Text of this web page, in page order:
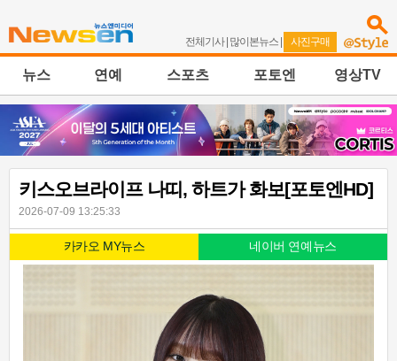
전체기사| 많이본뉴스 | 사진구매
뉴스 연예 스포츠 포토엔 영상TV
키스오브라이프 나띠, 하트가 화보[포토엔HD]
2026-07-09 13:25:33
카카오 MY뉴스 네이버 연예뉴스